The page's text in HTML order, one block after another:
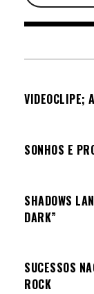
VIDEOCLIPE;
SONHOS E
SHADOWS
DARK”
SUCESSOS
ROCK